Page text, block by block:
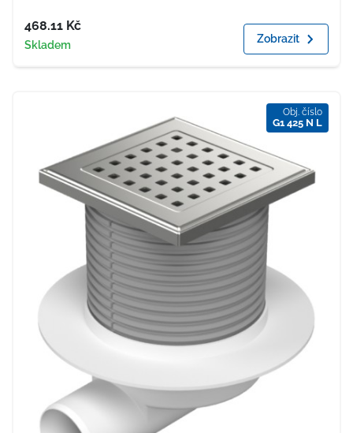
Cena
468.11 Kč
Dostupnost
Skladem Zobrazit
Obj. číslo
G1 425 N L